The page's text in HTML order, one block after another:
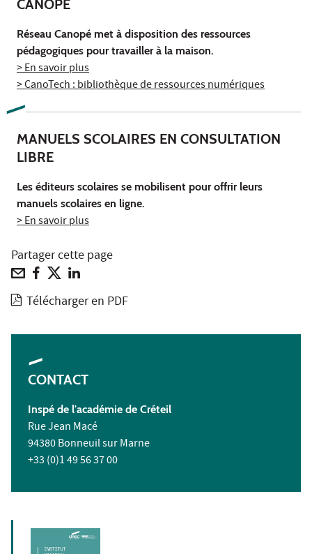
CANOPÉ
Réseau Canopé met à disposition des ressources
pédagogiques pour travailler à la maison.
> En savoir plus
> CanoTech : bibliothèque de ressources numériques
MANUELS SCOLAIRES EN CONSULTATION
LIBRE
Les éditeurs scolaires se mobilisent pour offrir leurs
manuels scolaires en ligne.
> En savoir plus
Partager cette page
Télécharger en PDF
CONTACT
Inspé de l'académie de Créteil
Rue Jean Macé
94380 Bonneuil sur Marne
+33 (0)1 49 56 37 00